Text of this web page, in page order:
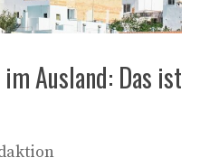
Ausland: Das ist